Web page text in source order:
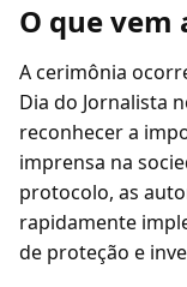
O que vem
A cerimônia
Dia do Jornalista
reconhecer a
imprensa na
protocolo, as
rapidamente
de proteção e